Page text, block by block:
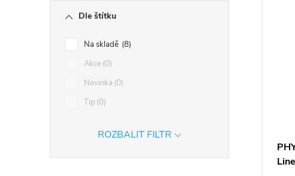
Dle štítku
Na skladě 8
Akce 0
Novinka 0
Tip 0
ROZBALIT FILTR